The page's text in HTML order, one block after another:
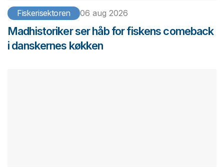
Fiskerisektoren 06 aug 2026
Madhistoriker ser håb for fiskens comeback
i danskernes køkken